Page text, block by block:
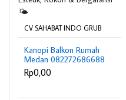
CV SAHABAT INDO GRUB
Kanopi Balkon Rumah
Medan 082272686688
– Estetik, Kokoh &
Bergaransi 🌤️
Rp0,00